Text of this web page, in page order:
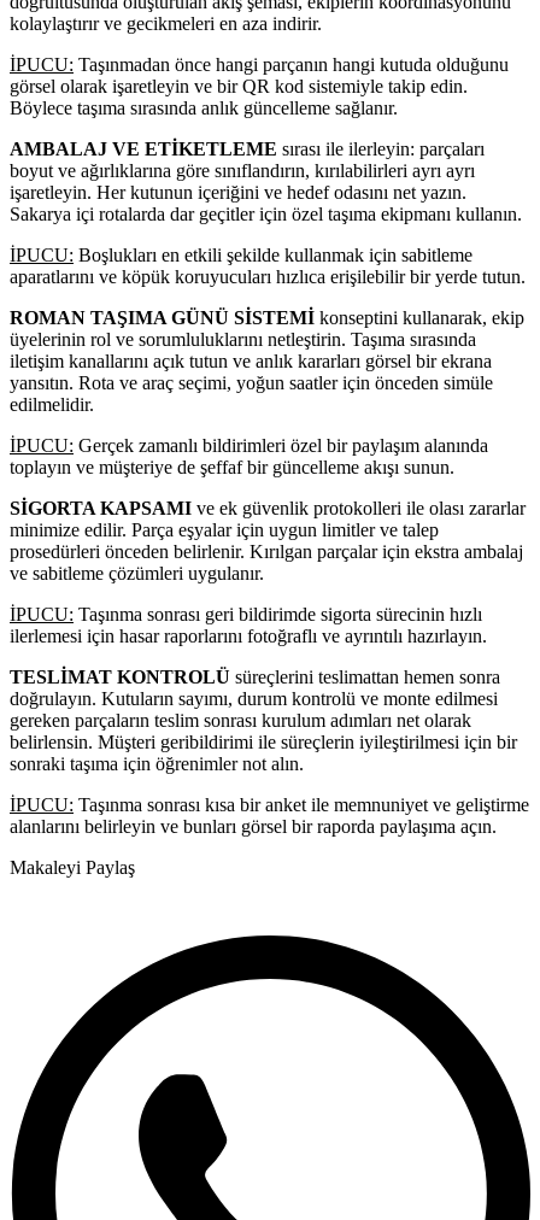
kolaylaştırır ve gecikmeleri en aza indirir.
İPUCU: Taşınmadan önce hangi parçanın hangi kutuda olduğunu
görsel olarak işaretleyin ve bir QR kod sistemiyle takip edin.
Böylece taşıma sırasında anlık güncelleme sağlanır.
AMBALAJ VE ETİKETLEME sırası ile ilerleyin: parçaları
boyut ve ağırlıklarına göre sınıflandırın, kırılabilirleri ayrı ayrı
işaretleyin. Her kutunun içeriğini ve hedef odasını net yazın.
Sakarya içi rotalarda dar geçitler için özel taşıma ekipmanı kullanın.
İPUCU: Boşlukları en etkili şekilde kullanmak için sabitleme
aparatlarını ve köpük koruyucuları hızlıca erişilebilir bir yerde tutun.
ROMAN TAŞIMA GÜNÜ SİSTEMİ konseptini kullanarak, ekip
üyelerinin rol ve sorumluluklarını netleştirin. Taşıma sırasında
iletişim kanallarını açık tutun ve anlık kararları görsel bir ekrana
yansıtın. Rota ve araç seçimi, yoğun saatler için önceden simüle
edilmelidir.
İPUCU: Gerçek zamanlı bildirimleri özel bir paylaşım alanında
toplayın ve müşteriye de şeffaf bir güncelleme akışı sunun.
SİGORTA KAPSAMI ve ek güvenlik protokolleri ile olası zararlar
minimize edilir. Parça eşyalar için uygun limitler ve talep
prosedürleri önceden belirlenir. Kırılgan parçalar için ekstra ambalaj
ve sabitleme çözümleri uygulanır.
İPUCU: Taşınma sonrası geri bildirimde sigorta sürecinin hızlı
ilerlemesi için hasar raporlarını fotoğraflı ve ayrıntılı hazırlayın.
TESLİMAT KONTROLÜ süreçlerini teslimattan hemen sonra
doğrulayın. Kutuların sayımı, durum kontrolü ve monte edilmesi
gereken parçaların teslim sonrası kurulum adımları net olarak
belirlensin. Müşteri geribildirimi ile süreçlerin iyileştirilmesi için bir
sonraki taşıma için öğrenimler not alın.
İPUCU: Taşınma sonrası kısa bir anket ile memnuniyet ve geliştirme
alanlarını belirleyin ve bunları görsel bir raporda paylaşıma açın.
Makaleyi Paylaş